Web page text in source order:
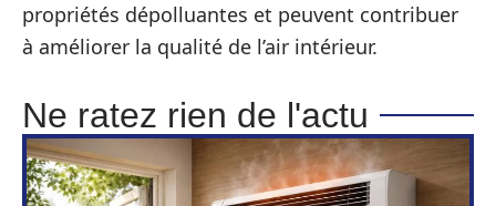
propriétés dépolluantes et peuvent contribuer
à améliorer la qualité de l’air intérieur.
Ne ratez rien de l'actu